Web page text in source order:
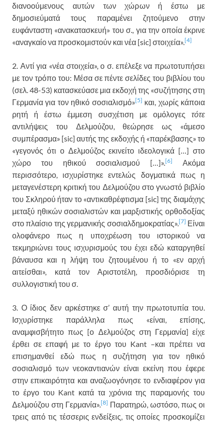
διανοούμενους αυτών των χώρων ή έστω με
δημοσιεύματά τους παραμένει ζητούμενο στην
ευφάνταστη «ανακατασκευή» του σ., για την οποία έκρινε
«αναγκαίο να προσκομιστούν και νέα [sic] στοιχεία». [4]
2. Αντί για «νέα στοιχεία», ο σ. επέλεξε να πρωτοτυπήσει
με τον τρόπο του: Μέσα σε πέντε σελίδες του βιβλίου του
(σελ. 48-53) κατασκεύασε μια εκδοχή της «συζήτησης στη
Γερμανία για τον ηθικό σοσιαλισμό»[5] και, χωρίς κάποια
ρητή ή έστω έμμεση συσχέτιση με ομόλογες τότε
αντιλήψεις του Δελμούζου, θεώρησε ως «άμεσο
συμπέρασμα» [sic] αυτής της εκδοχής ή «παρέκβασης» το
«γεγονός ότι ο Δελμούζος εκινείτο ιδεολογικά […] στο
χώρο του ηθικού σοσιαλισμού […]».[6]
Ακόμα
περισσότερο, ισχυρίστηκε εντελώς δογματικά πως η
μεταγενέστερη κριτική του Δελμούζου στο γνωστό βιβλίο
του Σκληρού ήταν το «αντικαθρέφτισμα [sic] της διαμάχης
μεταξύ ηθικών σοσιαλιστών και μαρξιστικής ορθοδοξίας
στο πλαίσιο της γερμανικής σοσιαλδημοκρατίας». [7] Είναι
ολοφάνερο πως η υποχρέωση του ιστορικού να
τεκμηριώνει τους ισχυρισμούς του έχει εδώ καταργηθεί
βάναυσα και η λήψη του ζητουμένου ή το «εν αρχή
αιτείσθαι», κατά τον Αριστοτέλη, προσδιόρισε τη
συλλογιστική του σ.
3. Ο ίδιος δεν αρκέστηκε σ’ αυτή την πρωτοτυπία του.
Ισχυρίστηκε παράλληλα πως «είναι, επίσης,
αναμφισβήτητο πως [ο Δελμούζος στη Γερμανία] είχε
έρθει σε επαφή με το έργο του Kant –και πρέπει να
επισημανθεί εδώ πως η συζήτηση για τον ηθικό
σοσιαλισμό των νεοκαντιανών είναι εκείνη που έφερε
στην επικαιρότητα και αναζωογόνησε το ενδιαφέρον για
το έργο του Kant κατά τα χρόνια της παραμονής του
Δελμούζου στη Γερμανία». [8] Παρατηρώ, ωστόσο, πως οι
τρεις από τις τέσσερις ενδείξεις, τις οποίες προσκομίζει